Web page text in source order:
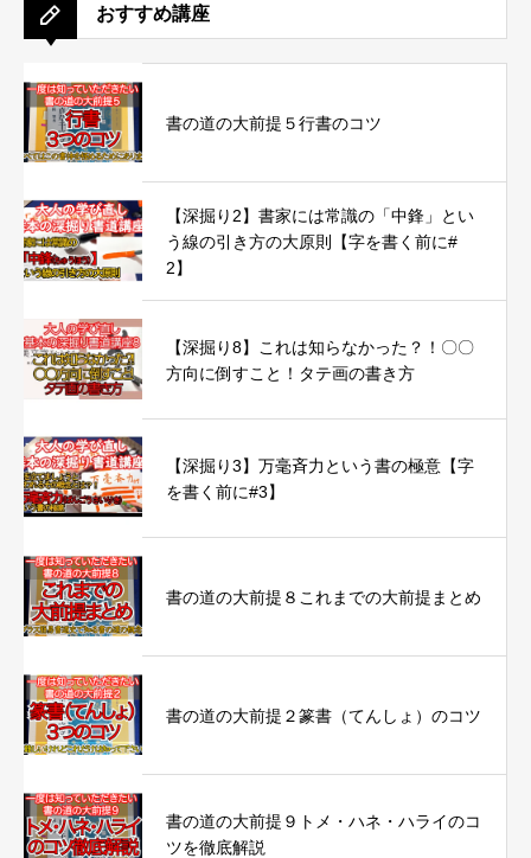
おすすめ講座
書の道の大前提５行書のコツ
【深掘り2】書家には常識の「中鋒」とい
う線の引き方の大原則【字を書く前に#
2】
【深掘り8】これは知らなかった？！〇〇
方向に倒すこと！タテ画の書き方
【深掘り3】万毫斉力という書の極意【字
を書く前に#3】
書の道の大前提８これまでの大前提まとめ
書の道の大前提２篆書（てんしょ）のコツ
書の道の大前提９トメ・ハネ・ハライのコ
ツを徹底解説